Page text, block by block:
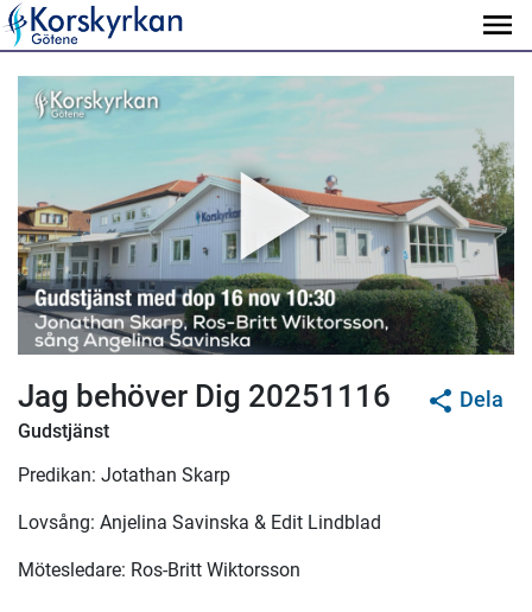
Dela
Jag behöver Dig 20251116
Gudstjänst
Predikan: Jotathan Skarp
Lovsång: Anjelina Savinska & Edit Lindblad
Mötesledare: Ros-Britt Wiktorsson